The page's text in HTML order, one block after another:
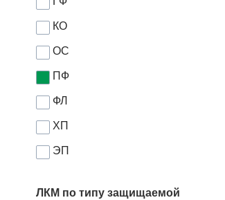
КО
ОС
ПФ
ФЛ
ХП
ЭП
ЛКМ по типу защищаемой